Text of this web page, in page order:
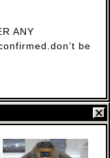
ANY
be